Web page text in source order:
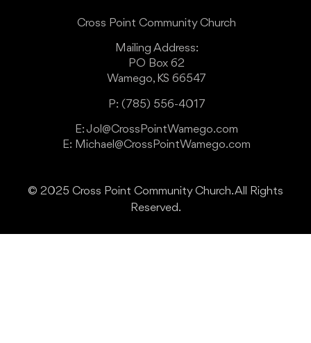
Cross Point Community Church
Mailing Address:
PO Box 62
Wamego, KS 66547
P: (785) 556-4017
E: Jol@CrossPointWamego.com
E: Michael@CrossPointWamego.com
© 2025 Cross Point Community Church. All Rights
Reserved.